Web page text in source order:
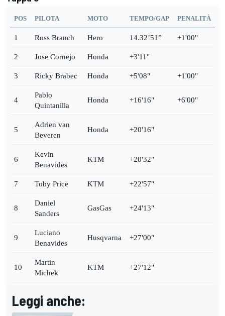
POS PILOTA MOTO TEMPO/GAP PENALITÀ
1 Ross Branch Hero 14.32’51” +1'00"
2 Jose Cornejo Honda +3'11"
3 Ricky Brabec Honda +5'08" +1'00"
4
Pablo
Quintanilla
Honda +16'16" +6'00"
5
Adrien van
Beveren
Honda +20'16"
6
Kevin
Benavides
KTM +20'32"
7 Toby Price KTM +22'57"
8
Daniel
Sanders
GasGas +24'13"
9
Luciano
Benavides
Husqvarna +27'00"
10
Martin
Michek
KTM +27'12"
Leggi anche: